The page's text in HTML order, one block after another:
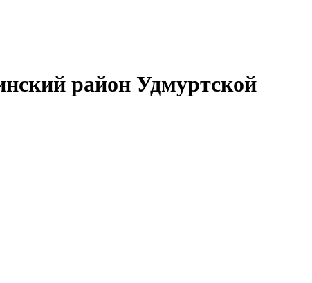
район Удмуртской